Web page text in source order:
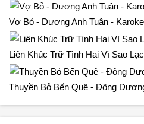
Vợ Bỏ - Dương Anh Tuân - Karoke
Liên Khúc Trữ Tình Hai Vì Sao
Thuyền Bỏ Bến Quê - Đông